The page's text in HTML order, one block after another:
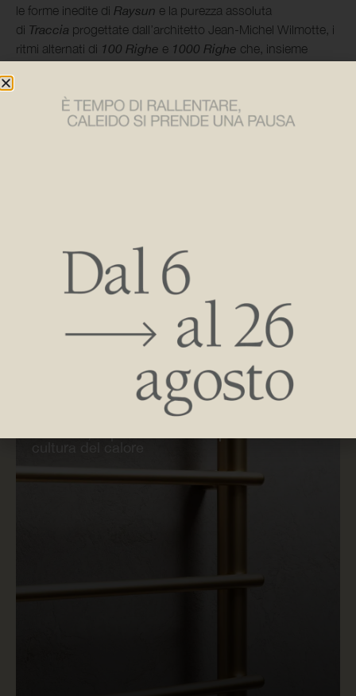
le forme inedite di Raysun e la purezza assoluta
di Traccia progettate dall’architetto Jean-Michel Wilmotte, i
ritmi alternati di 100 Righe e 1000 Righe che, insieme
Nuove configurazioni anche per la collezione dei classici
Caleido, come l’essenzialità diDinamoche permette
contemporaneo grazie ai nuovi radiatori Caleido.
cultura del calore